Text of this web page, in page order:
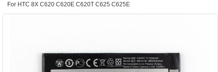
For HTC 8X C620 C620E C620T C625 C625E